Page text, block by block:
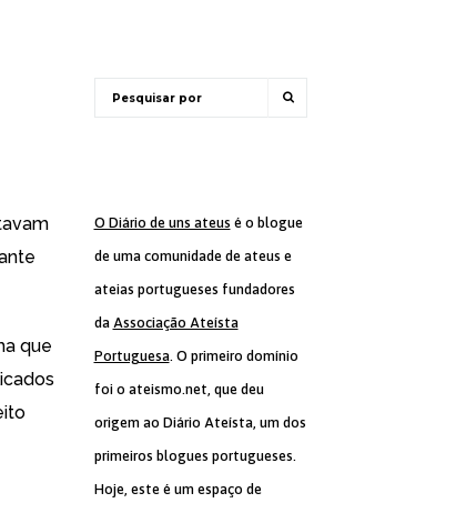
que
O Diário de uns ateus é o blogue
de uma comunidade de ateus e
ateias portugueses fundadores
da Associação Ateísta
Portuguesa. O primeiro domínio
foi o ateismo.net, que deu
origem ao Diário Ateísta, um dos
primeiros blogues portugueses.
Hoje, este é um espaço de